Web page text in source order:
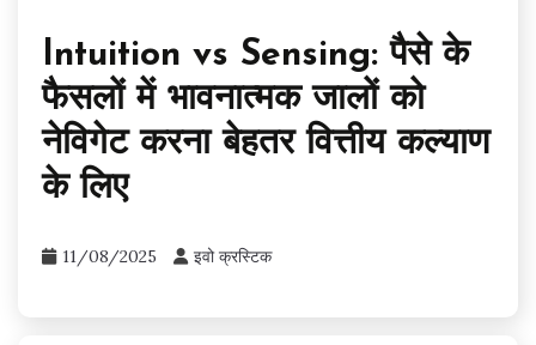
Intuition vs Sensing: पैसे के
फैसलों में भावनात्मक जालों को
नेविगेट करना बेहतर वित्तीय कल्याण
के लिए
11/08/2025 इवो क्रस्टिक